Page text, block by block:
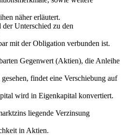
näher erläutert.
Unterschied zu den
mit der Obligation verbunden ist.
Gegenwert (Aktien), die Anleihe
findet eine Verschiebung auf
wird in Eigenkapital konvertiert.
liegende Verzinsung
in Aktien.